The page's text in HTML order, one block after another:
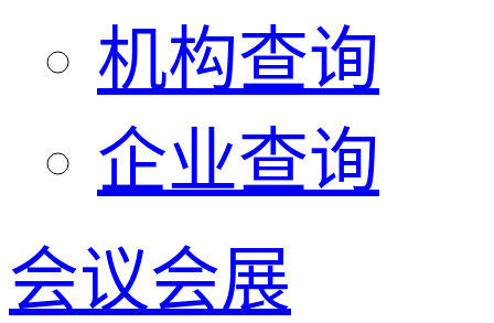
机构查询
企业查询
会议会展